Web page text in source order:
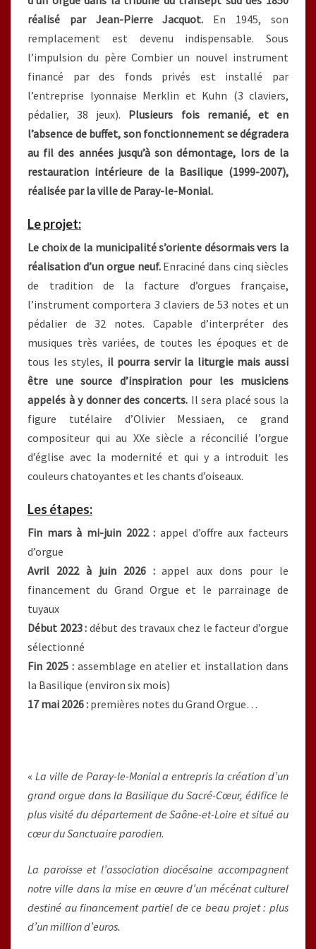
réalisé par Jean-Pierre Jacquot. En 1945, son
remplacement est devenu indispensable. Sous
l’impulsion du père Combier un nouvel instrument
financé par des fonds privés est installé par
l’entreprise lyonnaise Merklin et Kuhn (3 claviers,
pédalier, 38 jeux). Plusieurs fois remanié, et en
l’absence de buffet, son fonctionnement se dégradera
au fil des années jusqu’à son démontage, lors de la
restauration intérieure de la Basilique (1999-2007),
réalisée par la ville de Paray-le-Monial.
Le projet:
Le choix de la municipalité s’oriente désormais vers la
réalisation d’un orgue neuf.Enraciné dans cinq siècles
de tradition de la facture d’orgues française,
l’instrument comportera 3 claviers de 53 notes et un
pédalier de 32 notes. Capable d’interpréter des
musiques très variées, de toutes les époques et de
tous les styles, il pourra servir la liturgie mais aussi
être une source d’inspiration pour les musiciens
appelés à y donner des concerts. Il sera placé sous la
figure tutélaire d’Olivier Messiaen, ce grand
compositeur qui au XXe siècle a réconcilié l’orgue
d’église avec la modernité et qui y a introduit les
couleurs chatoyantes et les chants d’oiseaux.
Les étapes:
Fin mars à mi-juin 2022 : appel d’offre aux facteurs
d’orgue
Avril 2022 à juin 2026 :appel aux dons pour le
financement du Grand Orgue et le parrainage de
tuyaux
Début 2023 : début des travaux chez le facteur d’orgue
sélectionné
Fin 2025 :assemblage en atelier et installation dans
la Basilique (environ six mois)
17 mai 2026 : premières notes du Grand Orgue…
« La ville de Paray-le-Monial a entrepris la création d’un
grand orgue dans la Basilique du Sacré-Cœur, édifice le
plus visité du département de Saône-et-Loire et situé au
cœur du Sanctuaire parodien.
La paroisse et l’association diocésaine accompagnent
notre ville dans la mise en œuvre d’un mécénat culturel
destiné au financement partiel de ce beau projet : plus
d’un million d’euros.